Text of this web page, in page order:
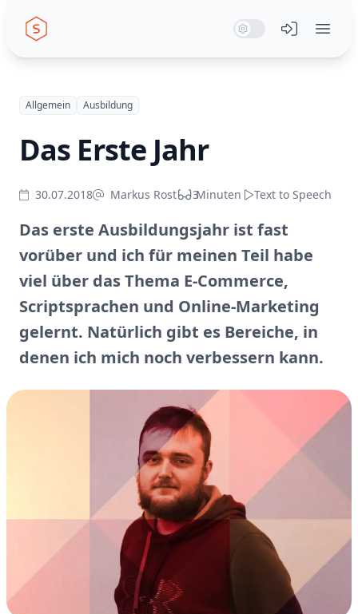
Seiwert GmbH System Mode
Light Mode
Dark Mode
Menü
Allgemein Ausbildung
Das Erste Jahr
30.07.2018 Markus Rost 3Minuten Text to Speech
Das erste Ausbildungsjahr ist fast
vorüber und ich für meinen Teil habe
viel über das Thema E-Commerce,
Scriptsprachen und Online-Marketing
gelernt. Natürlich gibt es Bereiche, in
denen ich mich noch verbessern kann.